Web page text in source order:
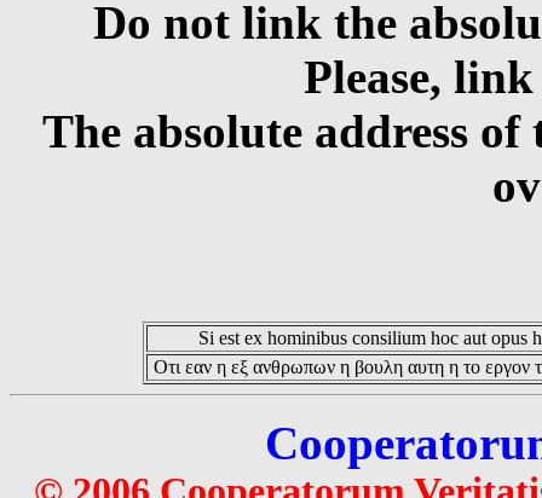
Do not link the
Please,
The absolute address
Si est ex hominibus consilium hoc aut opus
Οτι εαν η εξ ανθρωπων η βουλη αυτη η το εργον